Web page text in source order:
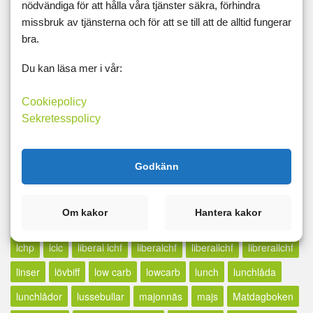
glutenfritt
godis gorgonzola gratäng
grillat
grönsaker
grönsaksmos gröt gryta
halloumi
indiskt
iso janssons
julrecept
kål
kickstart
kikärtor
kokosmjölk
koriander kött köttbullar
köttfärs
kycklingfärs
lchp
lclc liberal lchf liberalchf liberallchf
librerallchf
linser
lövbiff low carb lowcarb lunch
lunchlåda
lunchlådor
lussebullar majonnäs majs
Matdagboken
nödvändiga för att hålla våra tjänster säkra, förhindra
missbruk av tjänsterna och för att se till att de alltid fungerar
bra.
Du kan läsa mer i vår:
Cookiepolicy
Sekretesspolicy
Godkänn
Om kakor Hantera kakor